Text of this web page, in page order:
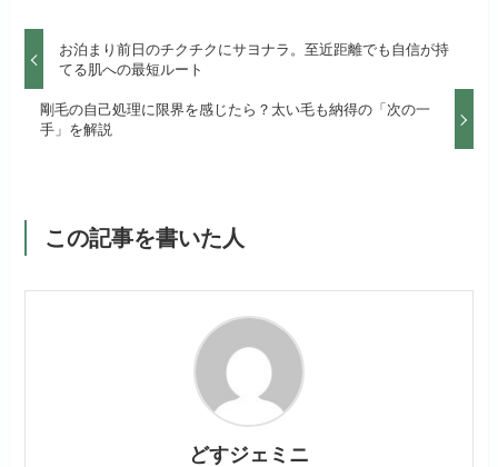
お泊まり前日のチクチクにサヨナラ。至近距離でも自信が持
てる肌への最短ルート
剛毛の自己処理に限界を感じたら？太い毛も納得の「次の一
手」を解説
この記事を書いた人
どすジェミニ